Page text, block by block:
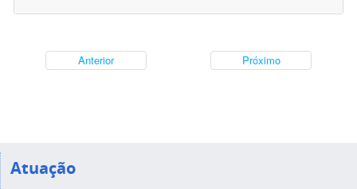
Anterior Próximo
Atuação